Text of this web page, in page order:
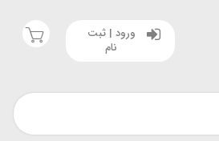
ورود | ثبت
نام